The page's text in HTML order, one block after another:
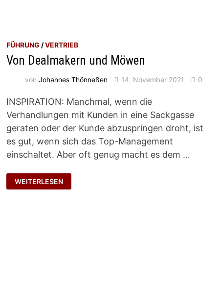
FÜHRUNG /VERTRIEB
Von Dealmakern und Möwen
vonJohannes Thönneßen 14. November 2021 0
INSPIRATION: Manchmal, wenn die
Verhandlungen mit Kunden in eine Sackgasse
geraten oder der Kunde abzuspringen droht, ist
es gut, wenn sich das Top-Management
einschaltet. Aber oft genug macht es dem …
VON
DEALMAKERN
UND
WEITERLESEN